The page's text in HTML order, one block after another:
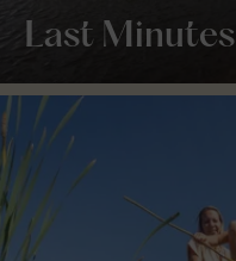
Last Minutes